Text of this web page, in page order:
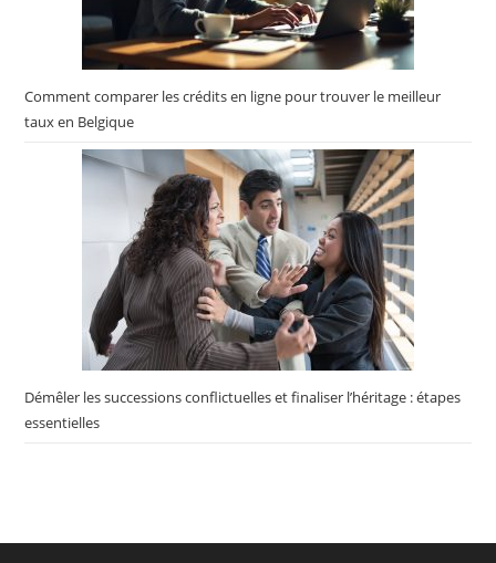
Comment comparer les crédits en ligne pour trouver le meilleur
taux en Belgique
Démêler les successions conflictuelles et finaliser l’héritage : étapes
essentielles